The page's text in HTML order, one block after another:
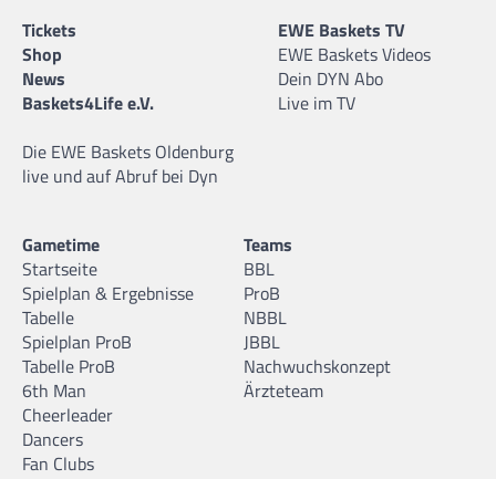
Tickets
Shop
News
Baskets4Life e.V.
Die EWE Baskets Oldenburg
live und auf Abruf bei Dyn
EWE Baskets TV
EWE Baskets Videos
Dein DYN Abo
Live im TV
Gametime
Startseite
Spielplan & Ergebnisse
Tabelle
Spielplan ProB
Tabelle ProB
6th Man
Cheerleader
Dancers
Fan Clubs
Teams
BBL
ProB
NBBL
JBBL
Nachwuchskonzept
Ärzteteam